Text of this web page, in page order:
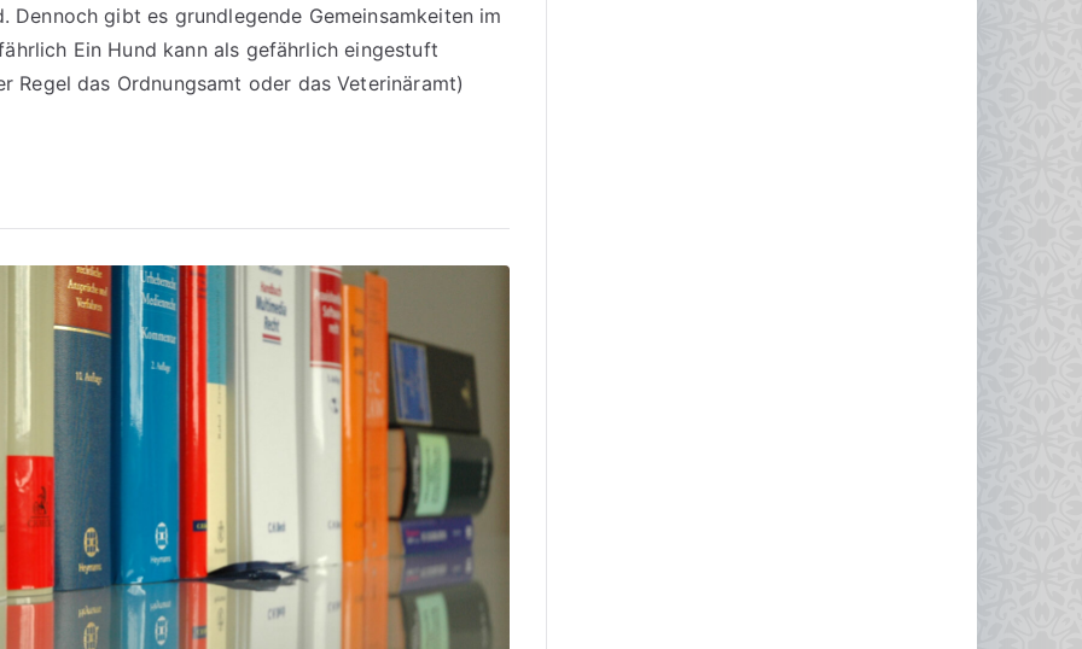
Dennoch gibt es grundlegende Gemeinsamkeiten im
Ein Hund kann als gefährlich eingestuft
Regel das Ordnungsamt oder das Veterinäramt)